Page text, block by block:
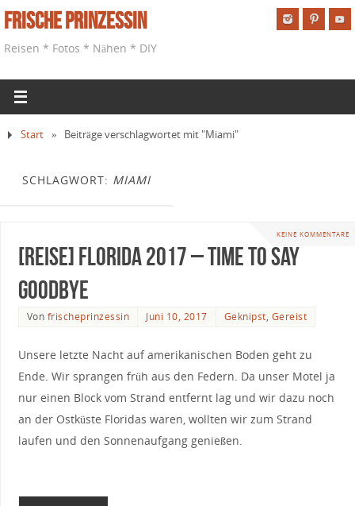
Frische Prinzessin
Reisen * Fotos * Nähen * DIY
Start » Beiträge verschlagwortet mit "Miami"
SCHLAGWORT: MIAMI
KEINE KOMMENTARE
[Reise] Florida 2017 – Time to Say
Goodbye
Von frischeprinzessin Juni 10, 2017 Geknipst, Gereist
Unsere letzte Nacht auf amerikanischen Boden geht zu
Ende. Wir sprangen früh aus den Federn. Da unser Motel ja
nur einen Block vom Strand entfernt lag und wir dazu noch
an der Ostküste Floridas waren, wollten wir zum Strand
laufen und den Sonnenaufgang genießen.